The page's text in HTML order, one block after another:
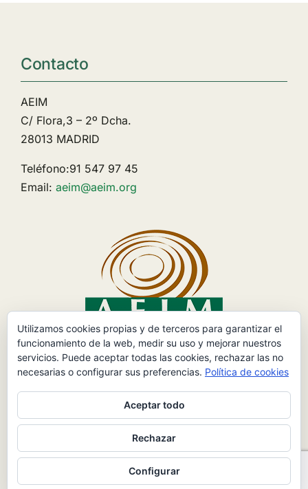
Contacto
AEIM
C/ Flora,3 – 2º Dcha.
28013 MADRID
Teléfono:91 547 97 45
Email: aeim@aeim.org
Utilizamos cookies propias y de terceros para garantizar el
funcionamiento de la web, medir su uso y mejorar nuestros
servicios. Puede aceptar todas las cookies, rechazar las no
necesarias o configurar sus preferencias. Política de cookies
Aceptar todo
Rechazar
Configurar